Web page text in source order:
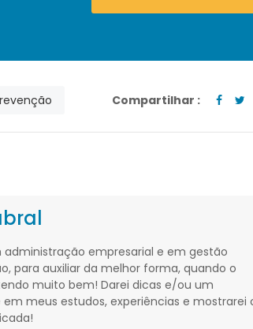
Compartilhar :
empresarial e em gestão
para auxiliar da melhor forma, quando o
muito bem! Darei dicas e/ou um
meus estudos, experiências e mostrarei